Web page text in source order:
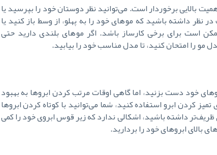
بالایی برخوردار است. می‌توانید نظر دوستان خود را بپرسید یا
نظر داشته باشید که موهای خود را به پهلو، از وسط باز کنید یا
است برای برخی کارساز باشد. اگر موهای بلندی دارید حتی
را امتحان کنید، تا مدل مناسب خود را بیابید.
خود دست بزنید، اما گاهی اوقات مرتب کردن ابروها به بهبود
کردن ابرو استفاده کنید، شما می‌توانید با کوتاه کردن ابروها
داشته باشید، اشکالی ندارد که زیر قوس ابروی خود را کمی
بالای ابروهای خود را بردارید.